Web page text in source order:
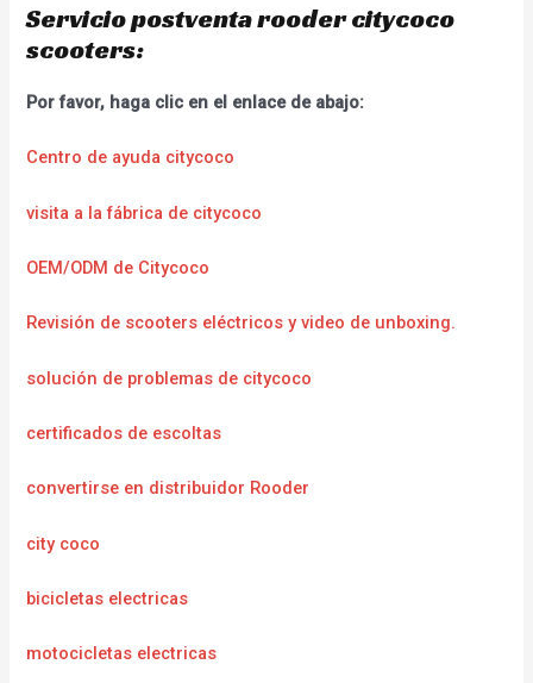
Servicio postventa rooder citycoco
scooters:
Por favor, haga clic en el enlace de abajo:
Centro de ayuda citycoco
visita a la fábrica de citycoco
OEM/ODM de Citycoco
Revisión de scooters eléctricos y video de unboxing.
solución de problemas de citycoco
certificados de escoltas
convertirse en distribuidor Rooder
city coco
bicicletas electricas
motocicletas electricas